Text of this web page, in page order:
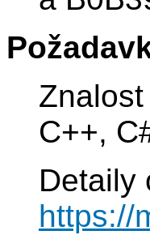
C++,
Detaily
https://